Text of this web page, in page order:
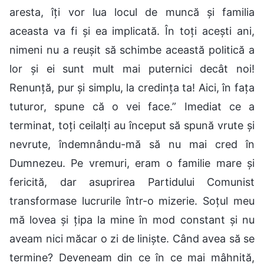
aresta, îți vor lua locul de muncă și familia
aceasta va fi și ea implicată. În toți acești ani,
nimeni nu a reușit să schimbe această politică a
lor și ei sunt mult mai puternici decât noi!
Renunță, pur și simplu, la credința ta! Aici, în fața
tuturor, spune că o vei face.” Imediat ce a
terminat, toți ceilalți au început să spună vrute și
nevrute, îndemnându-mă să nu mai cred în
Dumnezeu. Pe vremuri, eram o familie mare și
fericită, dar asuprirea Partidului Comunist
transformase lucrurile într-o mizerie. Soțul meu
mă lovea și țipa la mine în mod constant și nu
aveam nici măcar o zi de liniște. Când avea să se
termine? Deveneam din ce în ce mai mâhnită,